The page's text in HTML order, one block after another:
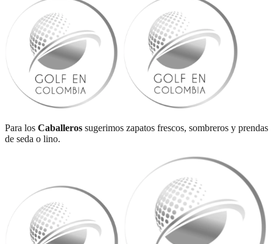
Para los Caballeros sugerimos zapatos frescos, sombreros y prendas
de seda o lino.